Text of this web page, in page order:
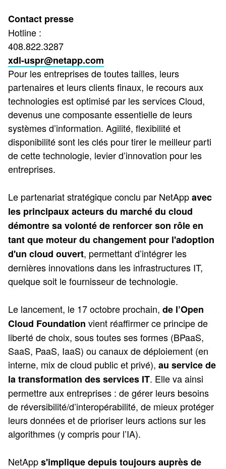
Contact presse
Hotline :
408.822.3287
xdl-uspr@netapp.com
Pour les entreprises de toutes tailles, leurs
partenaires et leurs clients finaux, le recours aux
technologies est optimisé par les services Cloud,
devenus une composante essentielle de leurs
systèmes d’information. Agilité, flexibilité et
disponibilité sont les clés pour tirer le meilleur parti
de cette technologie, levier d’innovation pour les
entreprises.
Le partenariat stratégique conclu par NetAppavec
les principaux acteurs du marché du cloud
démontre sa volonté de renforcer son rôle en
tant que moteur du changement pour l'adoption
d'un cloud ouvert, permettant d’intégrer les
dernières innovations dans les infrastructures IT,
quelque soit le fournisseur de technologie.
Le lancement, le 17 octobre prochain, de l’Open
Cloud Foundation vient réaffirmer ce principe de
liberté de choix, sous toutes ses formes (BPaaS,
SaaS, PaaS, IaaS) ou canaux de déploiement (en
interne, mix de cloud public et privé), au service de
la transformation des services IT. Elle va ainsi
permettre aux entreprises : de gérer leurs besoins
de réversibilité/d’interopérabilité, de mieux protéger
leurs données et de prioriser leurs actions sur les
algorithmes (y compris pour l’IA).
NetApps'implique depuis toujours auprès de